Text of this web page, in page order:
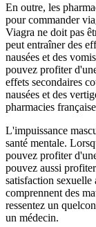
En outre, les
pour commander
Viagra ne doit pas
peut entraîner des
nausées et des
pouvez profiter
effets secondaires
nausées et des
pharmacies
L'impuissance
santé mentale.
pouvez profiter
pouvez aussi
satisfaction sexuelle
comprennent des
ressentez un
un médecin.